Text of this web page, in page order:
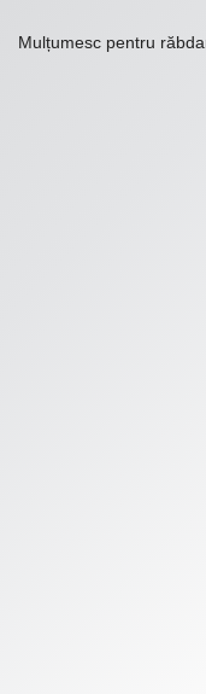
Mulțumesc pentru